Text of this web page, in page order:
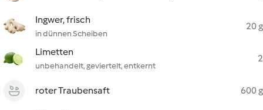
Ingwer, frisch
in dünnen Scheiben
20 g
Limetten
unbehandelt, geviertelt, entkernt
2
roter Traubensaft 600 g